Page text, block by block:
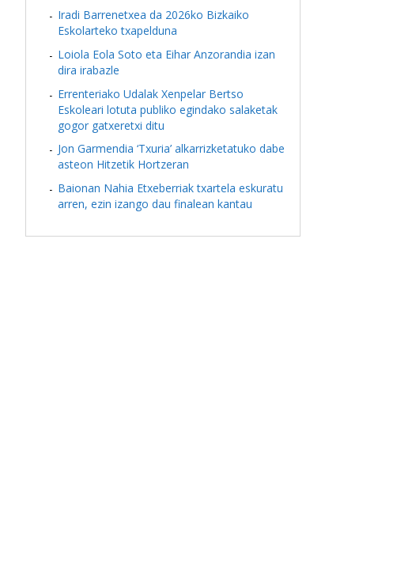
Iradi Barrenetxea da 2026ko Bizkaiko
Eskolarteko txapelduna
Loiola Eola Soto eta Eihar Anzorandia izan
dira irabazle
Errenteriako Udalak Xenpelar Bertso
Eskoleari lotuta publiko egindako salaketak
gogor gatxeretxi ditu
Jon Garmendia ‘Txuria’ alkarrizketatuko dabe
asteon Hitzetik Hortzeran
Baionan Nahia Etxeberriak txartela eskuratu
arren, ezin izango dau finalean kantau